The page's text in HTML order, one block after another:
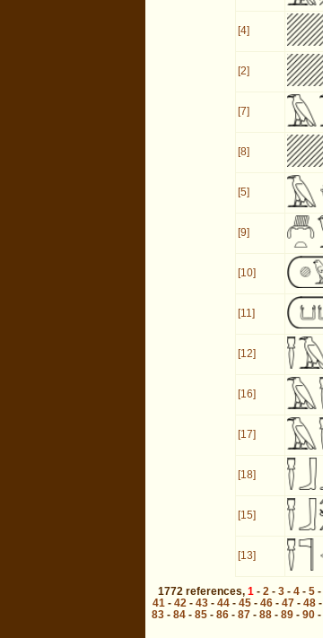
[4]
[2]
[7]
[8]
[5]
[9]
[10]
[11]
[12]
[16]
[17]
[18]
[15]
[13]
1772 references, 1- 2- 3- 4- 5-
41- 42- 43- 44- 45- 46- 47- 48-
83- 84- 85- 86- 87- 88- 89- 90-